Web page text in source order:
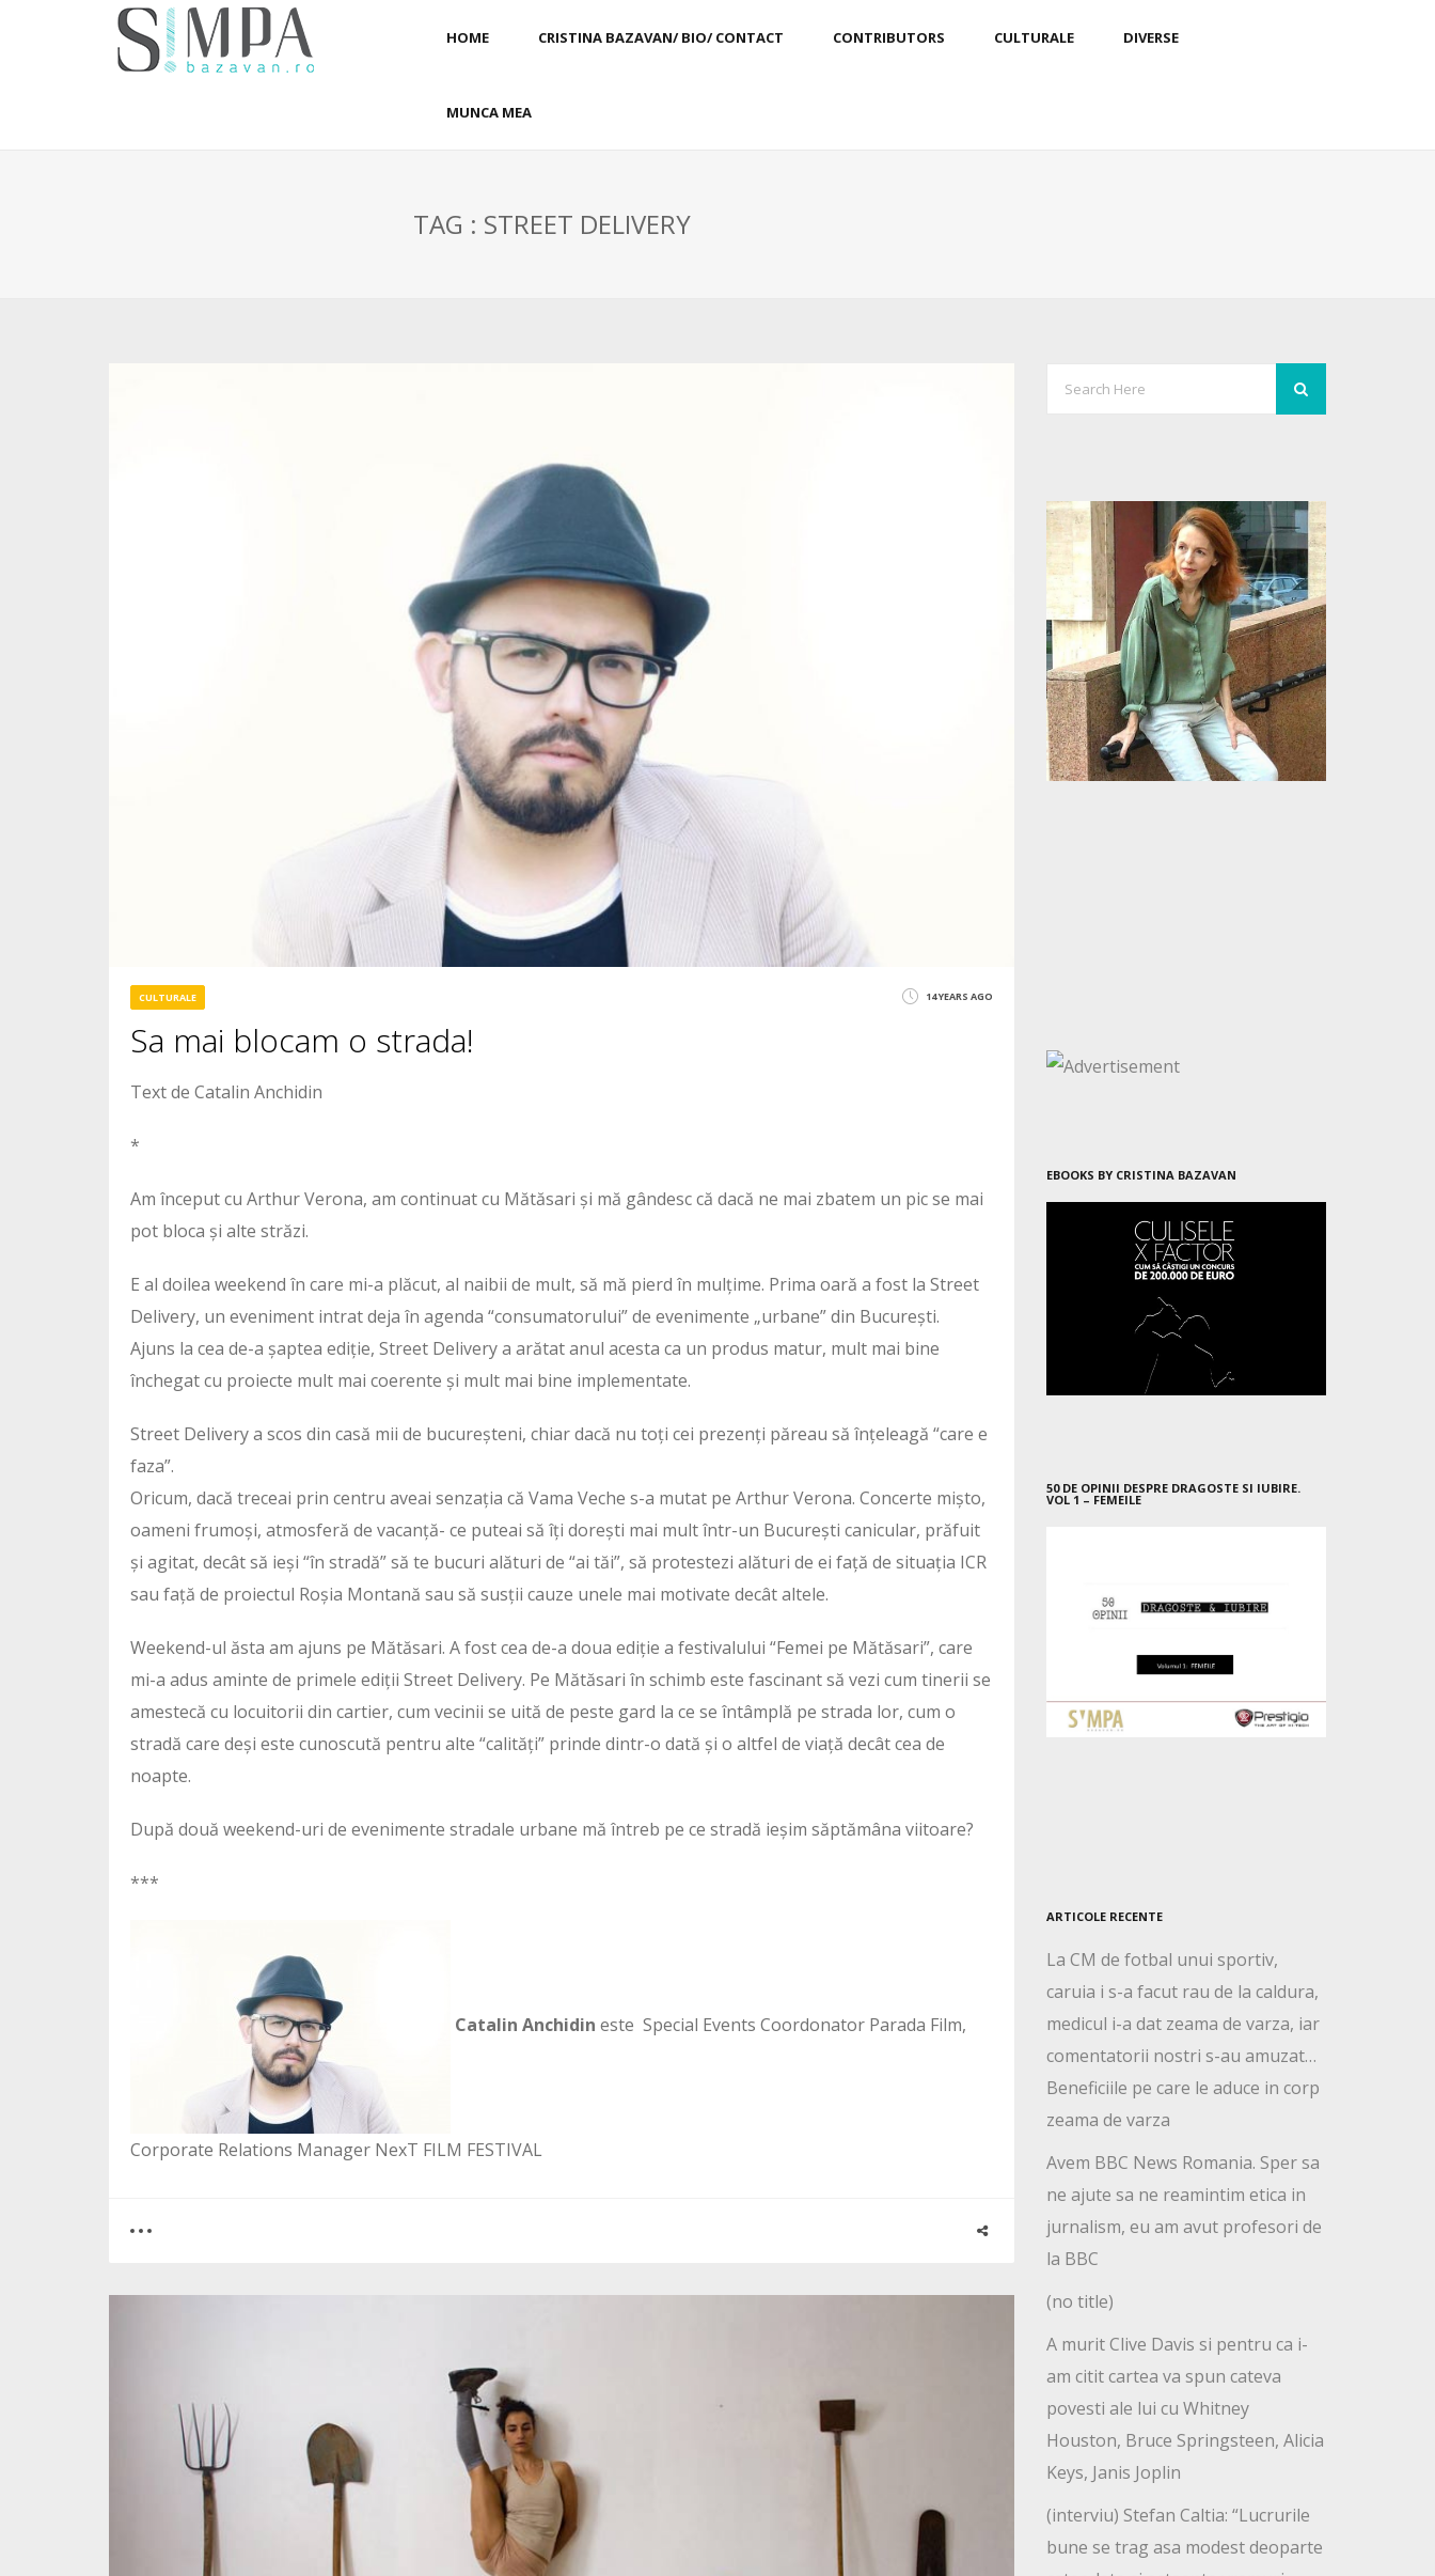
HOME CRISTINA BAZAVAN/ BIO/ CONTACT CONTRIBUTORS CULTURALE DIVERSE
MUNCA MEA
TAG : STREET DELIVERY
CULTURALE 14 YEARS AGO
Sa mai blocam o strada!
Text de Catalin Anchidin
*
Am început cu Arthur Verona, am continuat cu Mătăsari și mă gândesc că dacă ne mai zbatem un pic se mai
pot bloca și alte străzi.
E al doilea weekend în care mi-a plăcut, al naibii de mult, să mă pierd în mulțime. Prima oară a fost la Street
Delivery, un eveniment intrat deja în agenda “consumatorului” de evenimente „urbane” din București.
Ajuns la cea de-a șaptea ediție, Street Delivery a arătat anul acesta ca un produs matur, mult mai bine
închegat cu proiecte mult mai coerente și mult mai bine implementate.
Street Delivery a scos din casă mii de bucureșteni, chiar dacă nu toți cei prezenți păreau să înțeleagă “care e
faza”.
Oricum, dacă treceai prin centru aveai senzația că Vama Veche s-a mutat pe Arthur Verona. Concerte mișto,
oameni frumoși, atmosferă de vacanță- ce puteai să îți dorești mai mult într-un București canicular, prăfuit
și agitat, decât să ieși “în stradă” să te bucuri alături de “ai tăi”, să protestezi alături de ei față de situația ICR
sau față de proiectul Roșia Montană sau să susții cauze unele mai motivate decât altele.
Weekend-ul ăsta am ajuns pe Mătăsari. A fost cea de-a doua ediție a festivalului “Femei pe Mătăsari”, care
mi-a adus aminte de primele ediții Street Delivery. Pe Mătăsari în schimb este fascinant să vezi cum tinerii se
amestecă cu locuitorii din cartier, cum vecinii se uită de peste gard la ce se întâmplă pe strada lor, cum o
stradă care deși este cunoscută pentru alte “calități” prinde dintr-o dată și o altfel de viață decât cea de
noapte.
După două weekend-uri de evenimente stradale urbane mă întreb pe ce stradă ieșim săptămâna viitoare?
***
Catalin Anchidin este Special Events Coordonator Parada Film,
Corporate Relations Manager NexT FILM FESTIVAL
EBOOKS BY CRISTINA BAZAVAN
50 DE OPINII DESPRE DRAGOSTE SI IUBIRE.
VOL 1 – FEMEILE
ARTICOLE RECENTE
La CM de fotbal unui sportiv,
caruia i s-a facut rau de la caldura,
medicul i-a dat zeama de varza, iar
comentatorii nostri s-au amuzat…
Beneficiile pe care le aduce in corp
zeama de varza
Avem BBC News Romania. Sper sa
ne ajute sa ne reamintim etica in
jurnalism, eu am avut profesori de
la BBC
(no title)
A murit Clive Davis si pentru ca i-
am citit cartea va spun cateva
povesti ale lui cu Whitney
Houston, Bruce Springsteen, Alicia
Keys, Janis Joplin
(interviu) Stefan Caltia: “Lucrurile
bune se trag asa modest deoparte